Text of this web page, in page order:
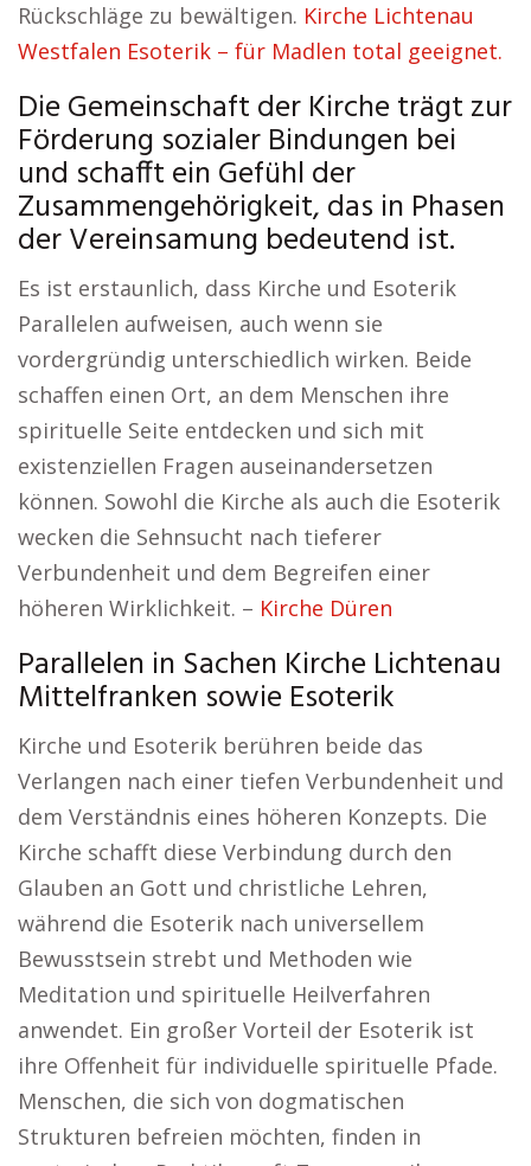
Rückschläge zu bewältigen. Kirche Lichtenau
Westfalen Esoterik – für Madlen total geeignet.
Die Gemeinschaft der Kirche trägt zur
Förderung sozialer Bindungen bei
und schafft ein Gefühl der
Zusammengehörigkeit, das in Phasen
der Vereinsamung bedeutend ist.
Es ist erstaunlich, dass Kirche und Esoterik
Parallelen aufweisen, auch wenn sie
vordergründig unterschiedlich wirken. Beide
schaffen einen Ort, an dem Menschen ihre
spirituelle Seite entdecken und sich mit
existenziellen Fragen auseinandersetzen
können. Sowohl die Kirche als auch die Esoterik
wecken die Sehnsucht nach tieferer
Verbundenheit und dem Begreifen einer
höheren Wirklichkeit. – Kirche Düren
Parallelen in Sachen Kirche Lichtenau
Mittelfranken sowie Esoterik
Kirche und Esoterik berühren beide das
Verlangen nach einer tiefen Verbundenheit und
dem Verständnis eines höheren Konzepts. Die
Kirche schafft diese Verbindung durch den
Glauben an Gott und christliche Lehren,
während die Esoterik nach universellem
Bewusstsein strebt und Methoden wie
Meditation und spirituelle Heilverfahren
anwendet. Ein großer Vorteil der Esoterik ist
ihre Offenheit für individuelle spirituelle Pfade.
Menschen, die sich von dogmatischen
Strukturen befreien möchten, finden in